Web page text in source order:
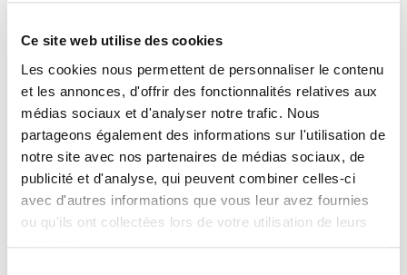
Ce site web utilise des cookies
Les cookies nous permettent de personnaliser le contenu
et les annonces, d'offrir des fonctionnalités relatives aux
médias sociaux et d'analyser notre trafic. Nous
partageons également des informations sur l'utilisation de
notre site avec nos partenaires de médias sociaux, de
publicité et d'analyse, qui peuvent combiner celles-ci
avec d'autres informations que vous leur avez fournies
ou qu'ils ont collectées lors de votre utilisation de leurs
Éditeur
Presses de Sciences Po
Auteur
Revue
Revue française de science politique